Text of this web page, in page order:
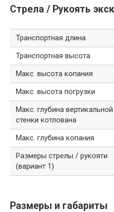
Стрела / Рукоять
Транспортная длина
Транспортная высота
Макс. высота копания
Макс. высота погрузки
Макс. глубина вертикальной
стенки котлована
Макс. глубина копания
Размеры стрелы / рукояти
(вариант 1)
Размеры и габариты